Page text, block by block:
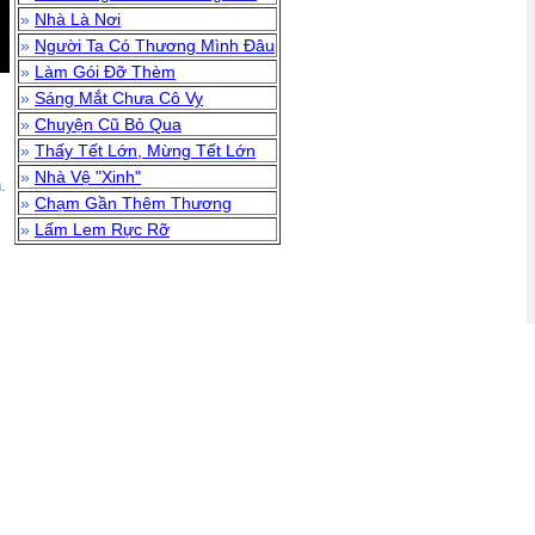
» Nhà Là Nơi
» Người Ta Có Thương Mình Đâu
» Làm Gói Đỡ Thèm
» Sáng Mắt Chưa Cô Vy
» Chuyện Cũ Bỏ Qua
» Thấy Tết Lớn, Mừng Tết Lớn
» Nhà Vệ "Xinh"
» Chạm Gần Thêm Thương
» Lấm Lem Rực Rỡ